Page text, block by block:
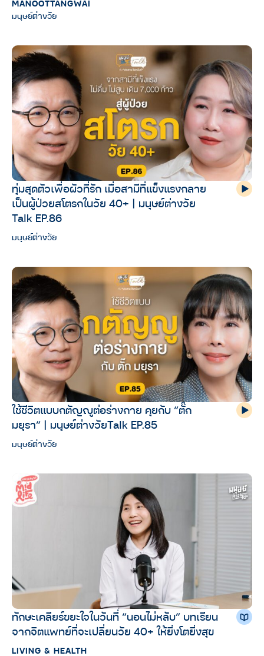
MANOOTTANGWAI
มนุษย์ต่างวัย
ทุ่มสุดตัวเพื่อผัวที่รัก เมื่อสามีที่แข็งแรงกลาย
เป็นผู้ป่วยสโตรกในวัย 40+ | มนุษย์ต่างวัย
Talk EP.86
มนุษย์ต่างวัย
ใช้ชีวิตแบบกตัญญูต่อร่างกาย คุยกับ “ตั๊ก
มยุรา” | มนุษย์ต่างวัยTalk EP.85
มนุษย์ต่างวัย
ทักษะเคลียร์ขยะใจในวันที่ “นอนไม่หลับ” บทเรียน
จากจิตแพทย์ที่จะเปลี่ยนวัย 40+ ให้ยิ่งโตยิ่งสุข
LIVING & HEALTH